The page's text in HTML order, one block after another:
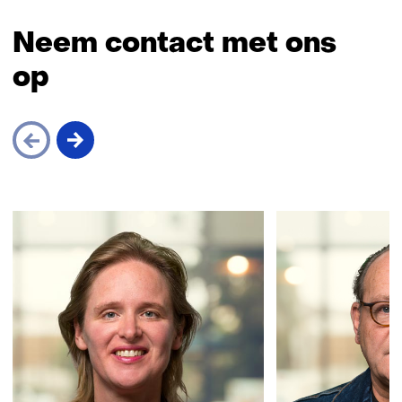
Neem contact met ons
op
over
(Neem
contact
met
ons
op)